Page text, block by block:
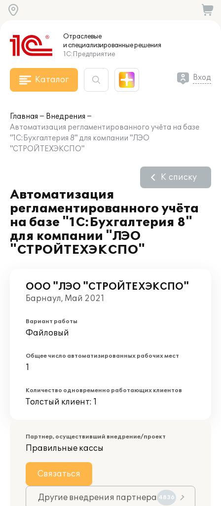
Отраслевые
и специализированныерешения
1С:Предприятие
Каталог Вход
Главная
Внедрения
Автоматизация регламентированного учёта на базе
"1С:Бухгалтерия 8" для компании "ЛЭО
"СТРОЙТЕХЭКСПО"
Автоматизация
регламентированного учёта
на базе "1С:Бухгалтерия 8"
для компании "ЛЭО
"СТРОЙТЕХЭКСПО"
К списку
ООО "ЛЭО "СТРОЙТЕХЭКСПО"
Барнаул, Май 2021
Вариант работы
Файловый
Общее число автоматизированных рабочих мест
1
Количество одновременно работающих клиентов
Толстый клиент: 1
Партнер, осуществивший внедрение/проект
Правильные кассы
Связаться
Другие внедрения партнера 4836